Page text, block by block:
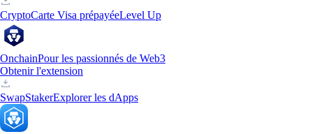
CryptoCarte Visa prépayéeLevel Up
OnchainPour les passionnés de Web3
Obtenir l'extension
SwapStakerExplorer les dApps